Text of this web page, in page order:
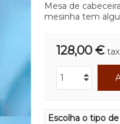
Mesa de
mesinha tem
128,00 €
Escolha o tipo